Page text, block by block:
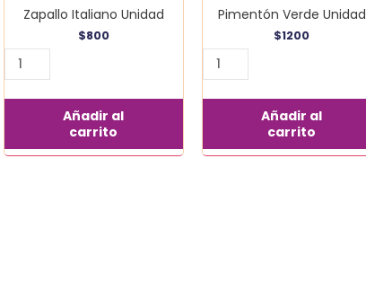
Zapallo Italiano Unidad
$800
Añadir al
carrito
Pimentón Verde Unidad
$1200
Añadir al
carrito